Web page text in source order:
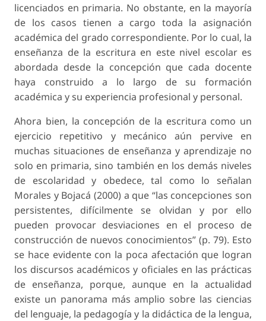
licenciados en primaria. No obstante, en la mayoría
de los casos tienen a cargo toda la asignación
académica del grado correspondiente. Por lo cual, la
enseñanza de la escritura en este nivel escolar es
abordada desde la concepción que cada docente
haya construido a lo largo de su formación
académica y su experiencia profesional y personal.
Ahora bien, la concepción de la escritura como un
ejercicio repetitivo y mecánico aún pervive en
muchas situaciones de enseñanza y aprendizaje no
solo en primaria, sino también en los demás niveles
de escolaridad y obedece, tal como lo señalan
Morales y Bojacá (2000) a que “las concepciones son
persistentes, difícilmente se olvidan y por ello
pueden provocar desviaciones en el proceso de
construcción de nuevos conocimientos” (p. 79). Esto
se hace evidente con la poca afectación que logran
los discursos académicos y oficiales en las prácticas
de enseñanza, porque, aunque en la actualidad
existe un panorama más amplio sobre las ciencias
del lenguaje, la pedagogía y la didáctica de la lengua,